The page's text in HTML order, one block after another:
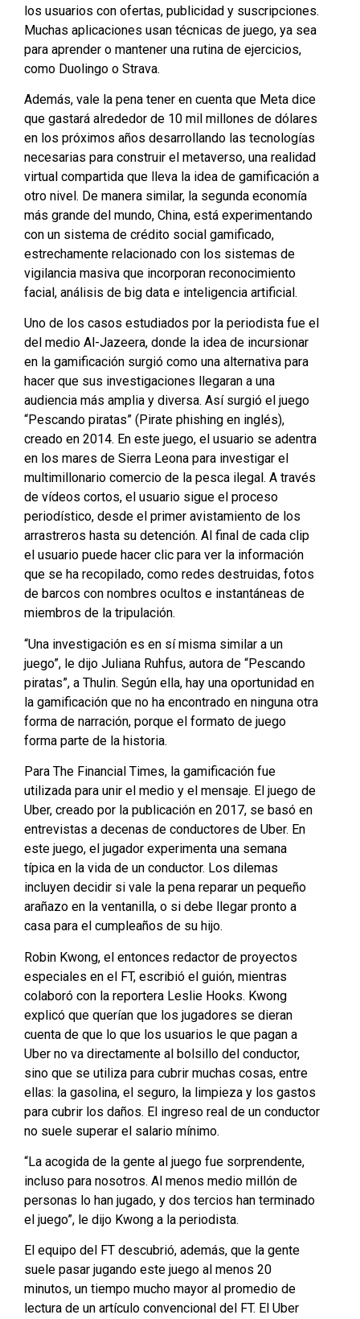
los usuarios con ofertas, publicidad y suscripciones.
Muchas aplicaciones usan técnicas de juego, ya sea
para aprender o mantener una rutina de ejercicios,
como Duolingo o Strava.
Además, vale la pena tener en cuenta que Meta dice
que gastará alrededor de 10 mil millones de dólares
en los próximos años desarrollando las tecnologías
necesarias para construir el metaverso, una realidad
virtual compartida que lleva la idea de gamificación a
otro nivel. De manera similar, la segunda economía
más grande del mundo, China, está experimentando
con un sistema de crédito social gamificado,
estrechamente relacionado con los sistemas de
vigilancia masiva que incorporan reconocimiento
facial, análisis de big data e inteligencia artificial.
Uno de los casos estudiados por la periodista fue el
del medio Al-Jazeera, donde la idea de incursionar
en la gamificación surgió como una alternativa para
hacer que sus investigaciones llegaran a una
audiencia más amplia y diversa. Así surgió el juego
“Pescando piratas” (Pirate phishing en inglés),
creado en 2014. En este juego, el usuario se adentra
en los mares de Sierra Leona para investigar el
multimillonario comercio de la pesca ilegal. A través
de vídeos cortos, el usuario sigue el proceso
periodístico, desde el primer avistamiento de los
arrastreros hasta su detención. Al final de cada clip
el usuario puede hacer clic para ver la información
que se ha recopilado, como redes destruidas, fotos
de barcos con nombres ocultos e instantáneas de
miembros de la tripulación.
“Una investigación es en sí misma similar a un
juego”, le dijo Juliana Ruhfus, autora de “Pescando
piratas”, a Thulin. Según ella, hay una oportunidad en
la gamificación que no ha encontrado en ninguna otra
forma de narración, porque el formato de juego
forma parte de la historia.
Para The Financial Times, la gamificación fue
utilizada para unir el medio y el mensaje. El juego de
Uber, creado por la publicación en 2017, se basó en
entrevistas a decenas de conductores de Uber. En
este juego, el jugador experimenta una semana
típica en la vida de un conductor. Los dilemas
incluyen decidir si vale la pena reparar un pequeño
arañazo en la ventanilla, o si debe llegar pronto a
casa para el cumpleaños de su hijo.
Robin Kwong, el entonces redactor de proyectos
especiales en el FT, escribió el guión, mientras
colaboró con la reportera Leslie Hooks. Kwong
explicó que querían que los jugadores se dieran
cuenta de que lo que los usuarios le que pagan a
Uber no va directamente al bolsillo del conductor,
sino que se utiliza para cubrir muchas cosas, entre
ellas: la gasolina, el seguro, la limpieza y los gastos
para cubrir los daños. El ingreso real de un conductor
no suele superar el salario mínimo.
“La acogida de la gente al juego fue sorprendente,
incluso para nosotros. Al menos medio millón de
personas lo han jugado, y dos tercios han terminado
el juego”, le dijo Kwong a la periodista.
El equipo del FT descubrió, además, que la gente
suele pasar jugando este juego al menos 20
minutos, un tiempo mucho mayor al promedio de
lectura de un artículo convencional del FT. El Uber